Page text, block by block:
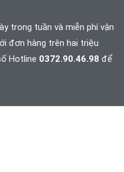
trong tuần và miễn phí vận
đơn hàng trên hai triệu
Hotline 0372.90.46.98 để